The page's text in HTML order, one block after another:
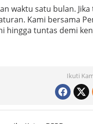
waktu satu bulan.
Kami bersama
hingga tuntas demi
Ikuti